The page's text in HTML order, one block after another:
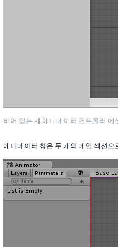
비어 있는 새 애니메이터 컨트롤러
애니메이터 창은 두 개의 메인 섹션으